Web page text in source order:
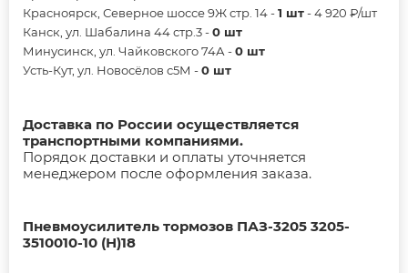
Красноярск, Северное шоссе 9Ж стр. 14 -1 шт- 4 920 ₽/шт
Канск, ул. Шабалина 44 стр.3 -0 шт
Минусинск, ул. Чайковского 74А -0 шт
Усть-Кут, ул. Новосёлов с5М -0 шт
Доставка по России осуществляется
транспортными компаниями.
Порядок доставки и оплаты уточняется
менеджером после оформления заказа.
Пневмоусилитель тормозов ПАЗ-3205 3205-
3510010-10 (Н)18